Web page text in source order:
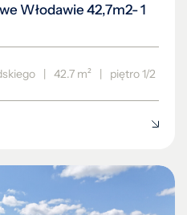
Włodawie 42,7m2- 1
| 42.7 m² | piętro 1/2